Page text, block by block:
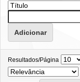
Resultados/Página